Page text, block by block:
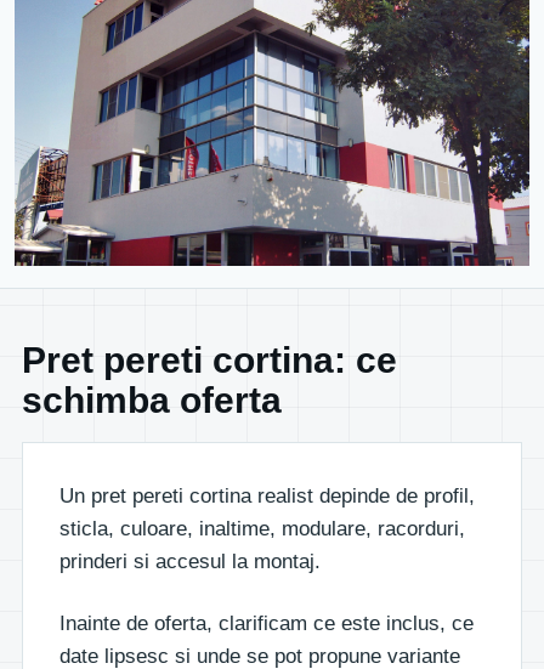
Pret pereti cortina: ce
schimba oferta
Un pret pereti cortina realist depinde de profil,
sticla, culoare, inaltime, modulare, racorduri,
prinderi si accesul la montaj.
Inainte de oferta, clarificam ce este inclus, ce
date lipsesc si unde se pot propune variante